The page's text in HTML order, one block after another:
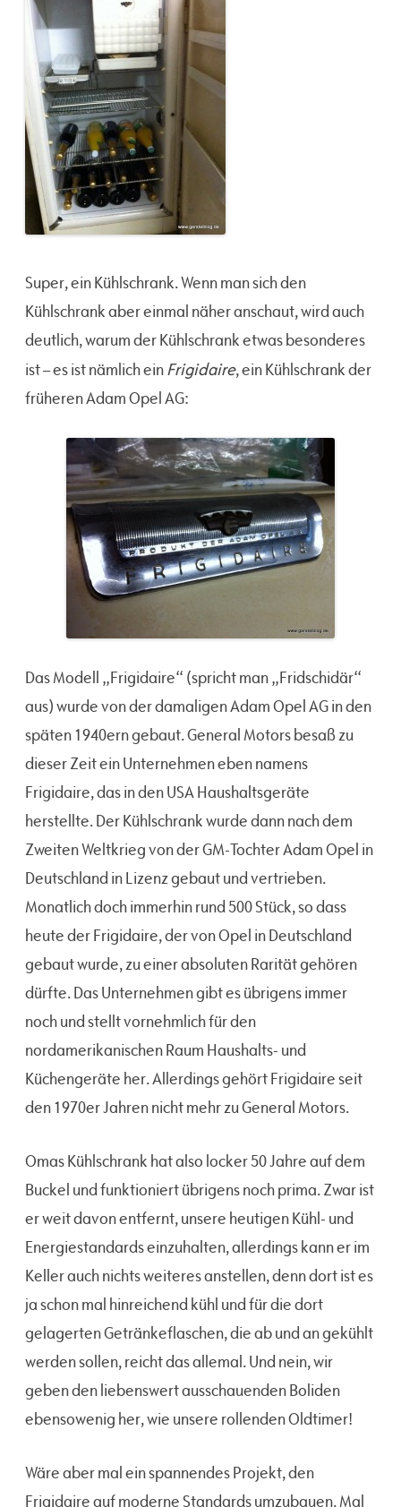
Super, ein Kühlschrank. Wenn man sich den
Kühlschrank aber einmal näher anschaut, wird auch
deutlich, warum der Kühlschrank etwas besonderes
ist – es ist nämlich einFrigidaire, ein Kühlschrank der
früheren Adam Opel AG:
Das Modell „Frigidaire“ (spricht man „Fridschidär“
aus) wurde von der damaligen Adam Opel AG in den
späten 1940ern gebaut. General Motors besaß zu
dieser Zeit ein Unternehmen eben namens
Frigidaire, das in den USA Haushaltsgeräte
herstellte. Der Kühlschrank wurde dann nach dem
Zweiten Weltkrieg von der GM-Tochter Adam Opel in
Deutschland in Lizenz gebaut und vertrieben.
Monatlich doch immerhin rund 500 Stück, so dass
heute der Frigidaire, der von Opel in Deutschland
gebaut wurde, zu einer absoluten Rarität gehören
dürfte. Das Unternehmen gibt es übrigens immer
noch und stellt vornehmlich für den
nordamerikanischen Raum Haushalts- und
Küchengeräte her. Allerdings gehört Frigidaire seit
den 1970er Jahren nicht mehr zu General Motors.
Omas Kühlschrank hat also locker 50 Jahre auf dem
Buckel und funktioniert übrigens noch prima. Zwar ist
er weit davon entfernt, unsere heutigen Kühl- und
Energiestandards einzuhalten, allerdings kann er im
Keller auch nichts weiteres anstellen, denn dort ist es
ja schon mal hinreichend kühl und für die dort
gelagerten Getränkeflaschen, die ab und an gekühlt
werden sollen, reicht das allemal. Und nein, wir
geben den liebenswert ausschauenden Boliden
ebensowenig her, wie unsere rollenden Oldtimer!
Wäre aber mal ein spannendes Projekt, den
Frigidaire auf moderne Standards umzubauen. Mal